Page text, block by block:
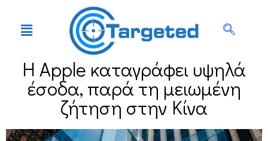
Η Apple καταγράφει υψηλά
έσοδα, παρά τη μειωμένη
ζήτηση στην Κίνα